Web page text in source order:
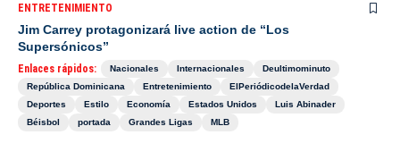
ENTRETENIMIENTO
Jim Carrey protagonizará live action de “Los
Supersónicos”
Enlaces rápidos: Nacionales Internacionales
Deultimominuto
República Dominicana
Entretenimiento
ElPeriódicodelaVerdad
Deportes
Estilo Economía Estados Unidos
Luis Abinader
Béisbol
portada Grandes Ligas MLB